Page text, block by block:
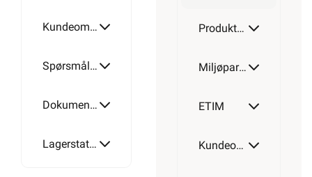
Kundeomtale
Spørsmål og svar
Dokumentasjon
Lagerstatus
Produktdetaljer
Miljøparametere
ETIM
Kundeomtale